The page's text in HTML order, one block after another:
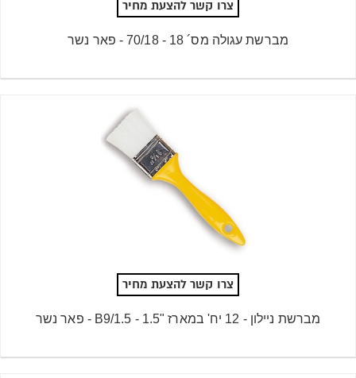
צרו קשר להצעת מחיר
מברשת עגולה מס´ 18 - 70/18 - פאר נשר
צרו קשר להצעת מחיר
מברשת ניילון - 12 יח' במארז "1.5 - B9/1.5 - פאר נשר